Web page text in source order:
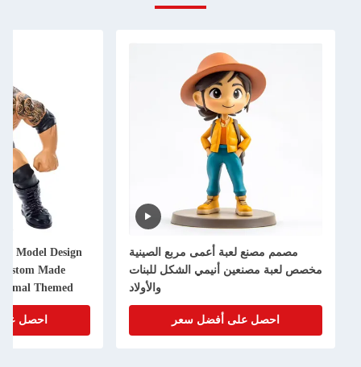
مصمم مصنع لعبة أعمى مربع الصينية
مخصص لعبة مصنعين أنيمي الشكل للبنات
والأولاد
احصل على أفضل سعر
Model Design
Made
Themed
Art Toy
احصل